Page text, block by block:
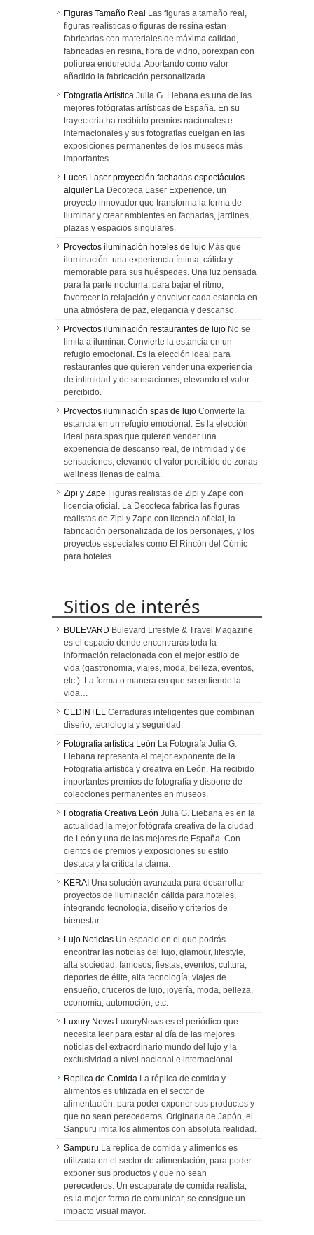
Figuras Tamaño Real Las figuras a tamaño real,
figuras realísticas o figuras de resina están
fabricadas con materiales de máxima calidad,
fabricadas en resina, fibra de vidrio, porexpan con
poliurea endurecida. Aportando como valor
añadido la fabricación personalizada.
Fotografía Artística Julia G. Liebana es una de las
mejores fotógrafas artísticas de España. En su
trayectoria ha recibido premios nacionales e
internacionales y sus fotografías cuelgan en las
exposiciones permanentes de los museos más
importantes.
Luces Laser proyección fachadas espectáculos
alquiler La Decoteca Laser Experience, un
proyecto innovador que transforma la forma de
iluminar y crear ambientes en fachadas, jardines,
plazas y espacios singulares.
Proyectos iluminación hoteles de lujo Más que
iluminación: una experiencia íntima, cálida y
memorable para sus huéspedes. Una luz pensada
para la parte nocturna, para bajar el ritmo,
favorecer la relajación y envolver cada estancia en
una atmósfera de paz, elegancia y descanso.
Proyectos iluminación restaurantes de lujo No se
limita a iluminar. Convierte la estancia en un
refugio emocional. Es la elección ideal para
restaurantes que quieren vender una experiencia
de intimidad y de sensaciones, elevando el valor
percibido.
Proyectos iluminación spas de lujo Convierte la
estancia en un refugio emocional. Es la elección
ideal para spas que quieren vender una
experiencia de descanso real, de intimidad y de
sensaciones, elevando el valor percibido de zonas
wellness llenas de calma.
Zipi y Zape Figuras realistas de Zipi y Zape con
licencia oficial. La Decoteca fabrica las figuras
realistas de Zipi y Zape con licencia oficial, la
fabricación personalizada de los personajes, y los
proyectos especiales como El Rincón del Cómic
para hoteles.
Sitios de interés
BULEVARD Bulevard Lifestyle & Travel Magazine
es el espacio donde encontrarás toda la
información relacionada con el mejor estilo de
vida (gastronomia, viajes, moda, belleza, eventos,
etc.). La forma o manera en que se entiende la
vida…
CEDINTEL Cerraduras inteligentes que combinan
diseño, tecnología y seguridad.
Fotografia artística León La Fotografa Julia G.
Liebana representa el mejor exponente de la
Fotografía artística y creativa en León. Ha recibido
importantes premios de fotografía y dispone de
colecciones permanentes en museos.
Fotografía Creativa León Julia G. Liebana es en la
actualidad la mejor fotógrafa creativa de la ciudad
de León y una de las mejores de España. Con
cientos de premios y exposiciones su estilo
destaca y la crítica la clama.
KERAI Una solución avanzada para desarrollar
proyectos de iluminación cálida para hoteles,
integrando tecnología, diseño y criterios de
bienestar.
Lujo Noticias Un espacio en el que podrás
encontrar las noticias del lujo, glamour, lifestyle,
alta sociedad, famosos, fiestas, eventos, cultura,
deportes de élite, alta tecnología, viajes de
ensueño, cruceros de lujo, joyería, moda, belleza,
economía, automoción, etc.
Luxury News LuxuryNews es el periódico que
necesita leer para estar al día de las mejores
noticias del extraordinario mundo del lujo y la
exclusividad a nivel nacional e internacional.
Replica de Comida La réplica de comida y
alimentos es utilizada en el sector de
alimentación, para poder exponer sus productos y
que no sean perecederos. Originaria de Japón, el
Sanpuru imita los alimentos con absoluta realidad.
Sampuru La réplica de comida y alimentos es
utilizada en el sector de alimentación, para poder
exponer sus productos y que no sean
perecederos. Un escaparate de comida realista,
es la mejor forma de comunicar, se consigue un
impacto visual mayor.